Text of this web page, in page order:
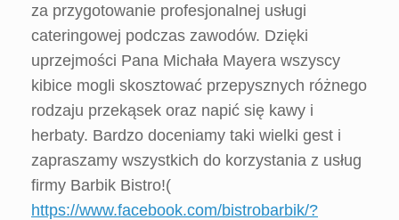
za przygotowanie profesjonalnej usługi
cateringowej podczas zawodów. Dzięki
uprzejmości Pana Michała Mayera wszyscy
kibice mogli skosztować przepysznych różnego
rodzaju przekąsek oraz napić się kawy i
herbaty. Bardzo doceniamy taki wielki gest i
zapraszamy wszystkich do korzystania z usług
firmy Barbik Bistro!(
https://www.facebook.com/bistrobarbik/?